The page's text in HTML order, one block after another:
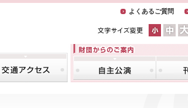
よくあるご質問